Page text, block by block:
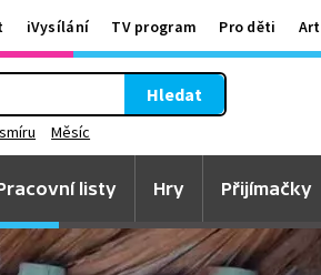
iVysílání TV program Pro děti Art
Hledat
Měsíc
listy Hry Přijímačky